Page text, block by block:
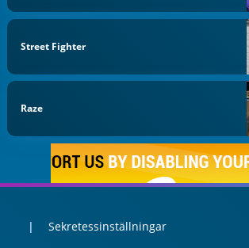
Street Fighter
Raze
Sekretessinställningar